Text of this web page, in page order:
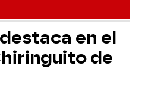
en el
de